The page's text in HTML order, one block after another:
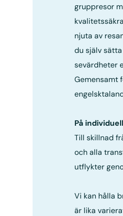
gruppresor
njuta av
du själv
sevärdheter
Gemensamt
På
Till skillnad
och alla
utflykter
Vi kan hålla
är lika